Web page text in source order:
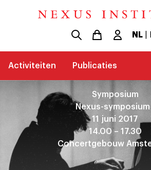
NL|
Activiteiten Publicaties
Symposium
Nexus-symposium
11 juni 2017
14.00 – 17.30
Concertgebouw